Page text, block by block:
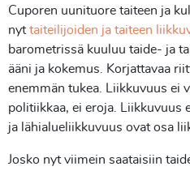
Cuporen uunituore taiteen ja
nyttaiteilijoiden ja taiteen
barometrissä kuuluu taide- ja
ääni ja kokemus. Korjattavaa
enemmän tukea. Liikkuvuus ei
politiikkaa, ei eroja. Liikkuvuus
ja lähialueliikkuvuus ovat osa
Josko nyt viimein saataisiin